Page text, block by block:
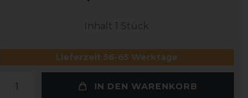
Inhalt 1 Stück
Lieferzeit 56-65 Werktage
IN DEN WARENKORB